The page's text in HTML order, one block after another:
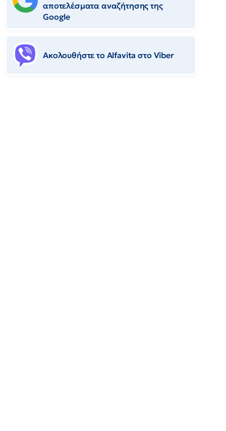
αποτελέσματα αναζήτησης της
Google
Ακολουθήστε το Αlfavita στο Viber